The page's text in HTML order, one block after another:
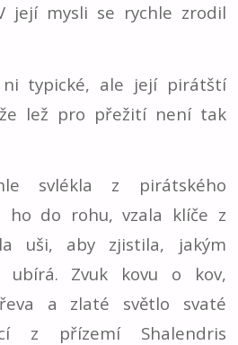
její mysli se rychle zrodil
typické, ale její pirátští
lež pro přežití není tak
svlékla z pirátského
ho do rohu, vzala klíče z
uši, aby zjistila, jakým
ubírá. Zvuk kovu o kov,
a zlaté světlo svaté
z přízemí Shalendris